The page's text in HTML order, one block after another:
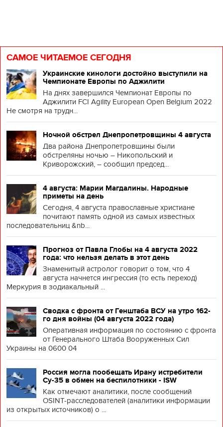
САМОЕ ЧИТАЕМОЕ СЕГОДНЯ
Украинские кинологи достойно выступили на
Чемпионате Европы по Аджилити
На днях завершился Чемпионат Европы по
Аджилити FCI Agility European Open Belgium 2022
Не смотря на трудн...
Ночной обстрел Днепропетровщины 4 августа
Два района Днепропетровщины были
обстреляны ночью – Никопольский и
Криворожский, – сообщил председ...
4 августа: Марии Магдалины. Народные
приметы на день
Сегодня, 4 августа православные христиане
почитают память одной из самых известных
последовательниц &nb...
Прогноз от Павла Глобы на 4 августа 2022
года: что нельзя делать в этот день
Знаменитый астролог говорит о том, что 4
августа начнется ингрессия (то есть переход)
Меркурия в зодиакальный ...
Сводка с фронта от Генштаба ВСУ на утро 162-
го дня войны (04 августа 2022 года)
Оперативная информация по состоянию с фронта
от Генерального Штаба Вооруженных Сил
Украины на 0600 04
Россия могла пообещать Ирану истребители
Су-35 в обмен на беспилотники - ISW
Как отмечают аналитики, после сообщений
OSINT-расследователей (аналитики информации
из открытых источников) о ...